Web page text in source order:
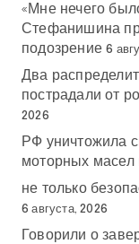
«Мне нечего
Стефанишина
подозрение 6
Два
пострадали от
2026
РФ уничтожила
моторных масел
не только
6 августа, 2026
Говорили о